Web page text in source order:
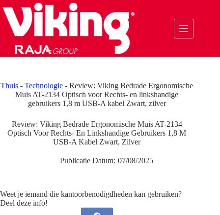
naar
inhoud
Thuis -Technologie -Review: Viking Bedrade Ergonomische
Muis AT-2134 Optisch voor Rechts- en linkshandige
gebruikers 1,8 m USB-A kabel Zwart, zilver
Review: Viking Bedrade Ergonomische Muis AT-2134
Optisch Voor Rechts- En Linkshandige Gebruikers 1,8 M
USB-A Kabel Zwart, Zilver
Publicatie Datum: 07/08/2025
Weet je iemand die kantoorbenodigdheden kan gebruiken?
Deel deze info!